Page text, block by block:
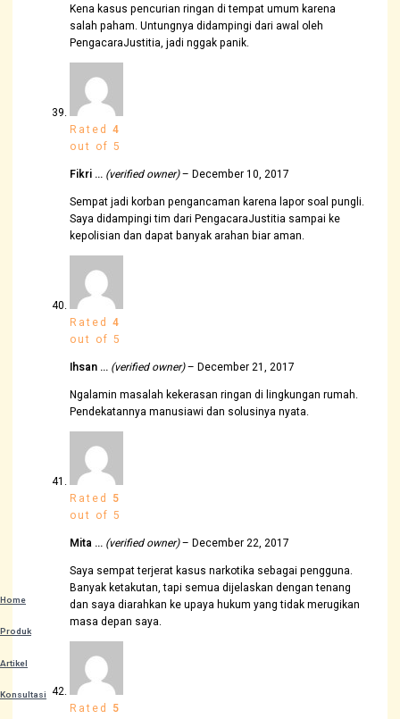
Kena kasus pencurian ringan di tempat umum karena
salah paham. Untungnya didampingi dari awal oleh
PengacaraJustitia, jadi nggak panik.
Rated4
out of 5
Fikri … (verified owner)– December 10, 2017
Sempat jadi korban pengancaman karena lapor soal pungli.
Saya didampingi tim dari PengacaraJustitia sampai ke
kepolisian dan dapat banyak arahan biar aman.
Rated4
out of 5
Ihsan … (verified owner)– December 21, 2017
Ngalamin masalah kekerasan ringan di lingkungan rumah.
Pendekatannya manusiawi dan solusinya nyata.
Rated 5
out of 5
Mita … (verified owner)– December 22, 2017
Saya sempat terjerat kasus narkotika sebagai pengguna.
Banyak ketakutan, tapi semua dijelaskan dengan tenang
dan saya diarahkan ke upaya hukum yang tidak merugikan
masa depan saya.
Rated 5
Home
Produk
Artikel
Konsultasi